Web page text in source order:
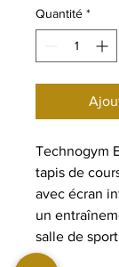
Quantité *
Technogym
tapis de
avec écran
un
salle de